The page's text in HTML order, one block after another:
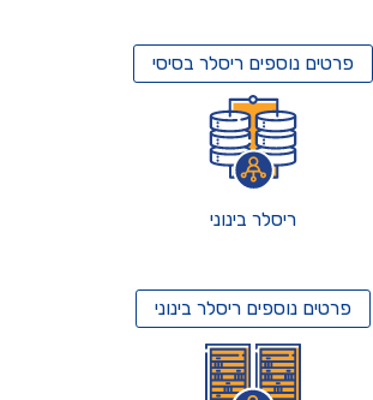
פרטים נוספיםריסלר בסיסי
ריסלר בינוני
פרטים נוספיםריסלר בינוני